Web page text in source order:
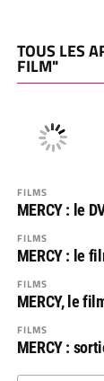
TOUS LES
FILM"
FILMS
MERCY : le
FILMS
MERCY : le
FILMS
MERCY, le
FILMS
MERCY :